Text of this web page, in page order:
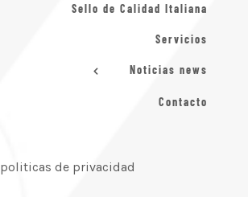
Sello de Calidad Italiana
Servicios
Noticias news
Contacto
politicas de privacidad